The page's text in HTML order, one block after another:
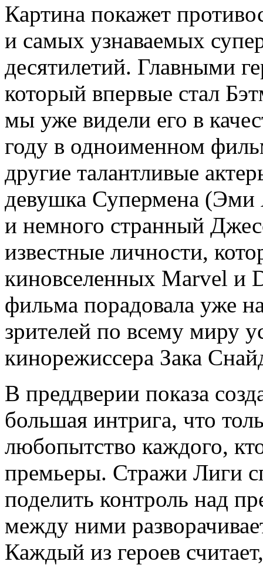
Картина покажет
и самых узнаваемых
десятилетий. Главными
который впервые стал
мы уже видели его в
году в одноименном
другие талантливые
девушка Супермена (Эми
и немного странный
известные личности,
киновселенных Marvel и
фильма порадовала уже
зрителей по всему миру
кинорежиссера Зака
В преддверии показа
большая интрига, что
любопытство каждого,
премьеры. Стражи Лиги
поделить контроль над
между ними
Каждый из героев